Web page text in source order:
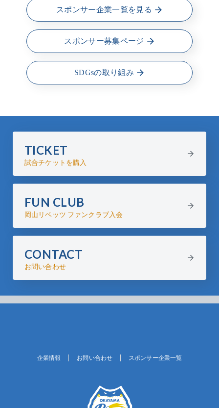
スポンサー企業一覧を見る
スポンサー募集ページ
SDGsの取り組み
TICKET
試合チケットを購入
FUN CLUB
岡山リベッツ ファンクラブ入会
CONTACT
お問い合わせ
企業情報 お問い合わせ スポンサー企業一覧